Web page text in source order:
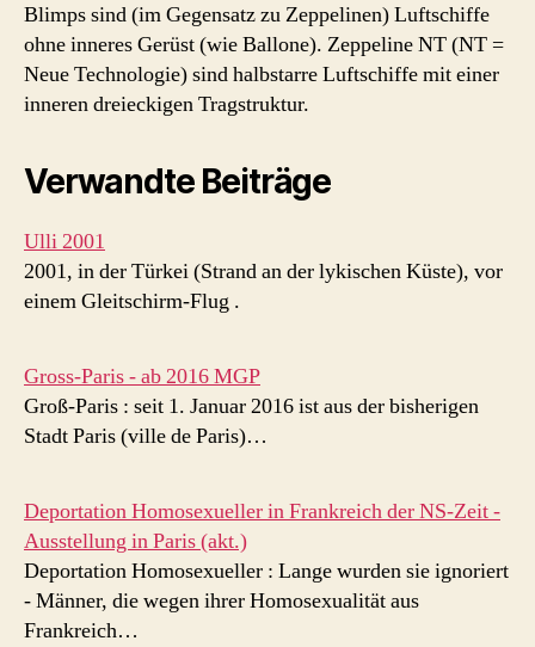
Blimps sind (im Gegensatz zu Zeppelinen) Luftschiffe
ohne inneres Gerüst (wie Ballone). Zeppeline NT (NT =
Neue Technologie) sind halbstarre Luftschiffe mit einer
inneren dreieckigen Tragstruktur.
Verwandte Beiträge
Ulli 2001
2001, in der Türkei (Strand an der lykischen Küste), vor
einem Gleitschirm-Flug .
Gross-Paris - ab 2016 MGP
Groß-Paris : seit 1. Januar 2016 ist aus der bisherigen
Stadt Paris (ville de Paris)…
Deportation Homosexueller in Frankreich der NS-Zeit -
Ausstellung in Paris (akt.)
Deportation Homosexueller : Lange wurden sie ignoriert
- Männer, die wegen ihrer Homosexualität aus
Frankreich…